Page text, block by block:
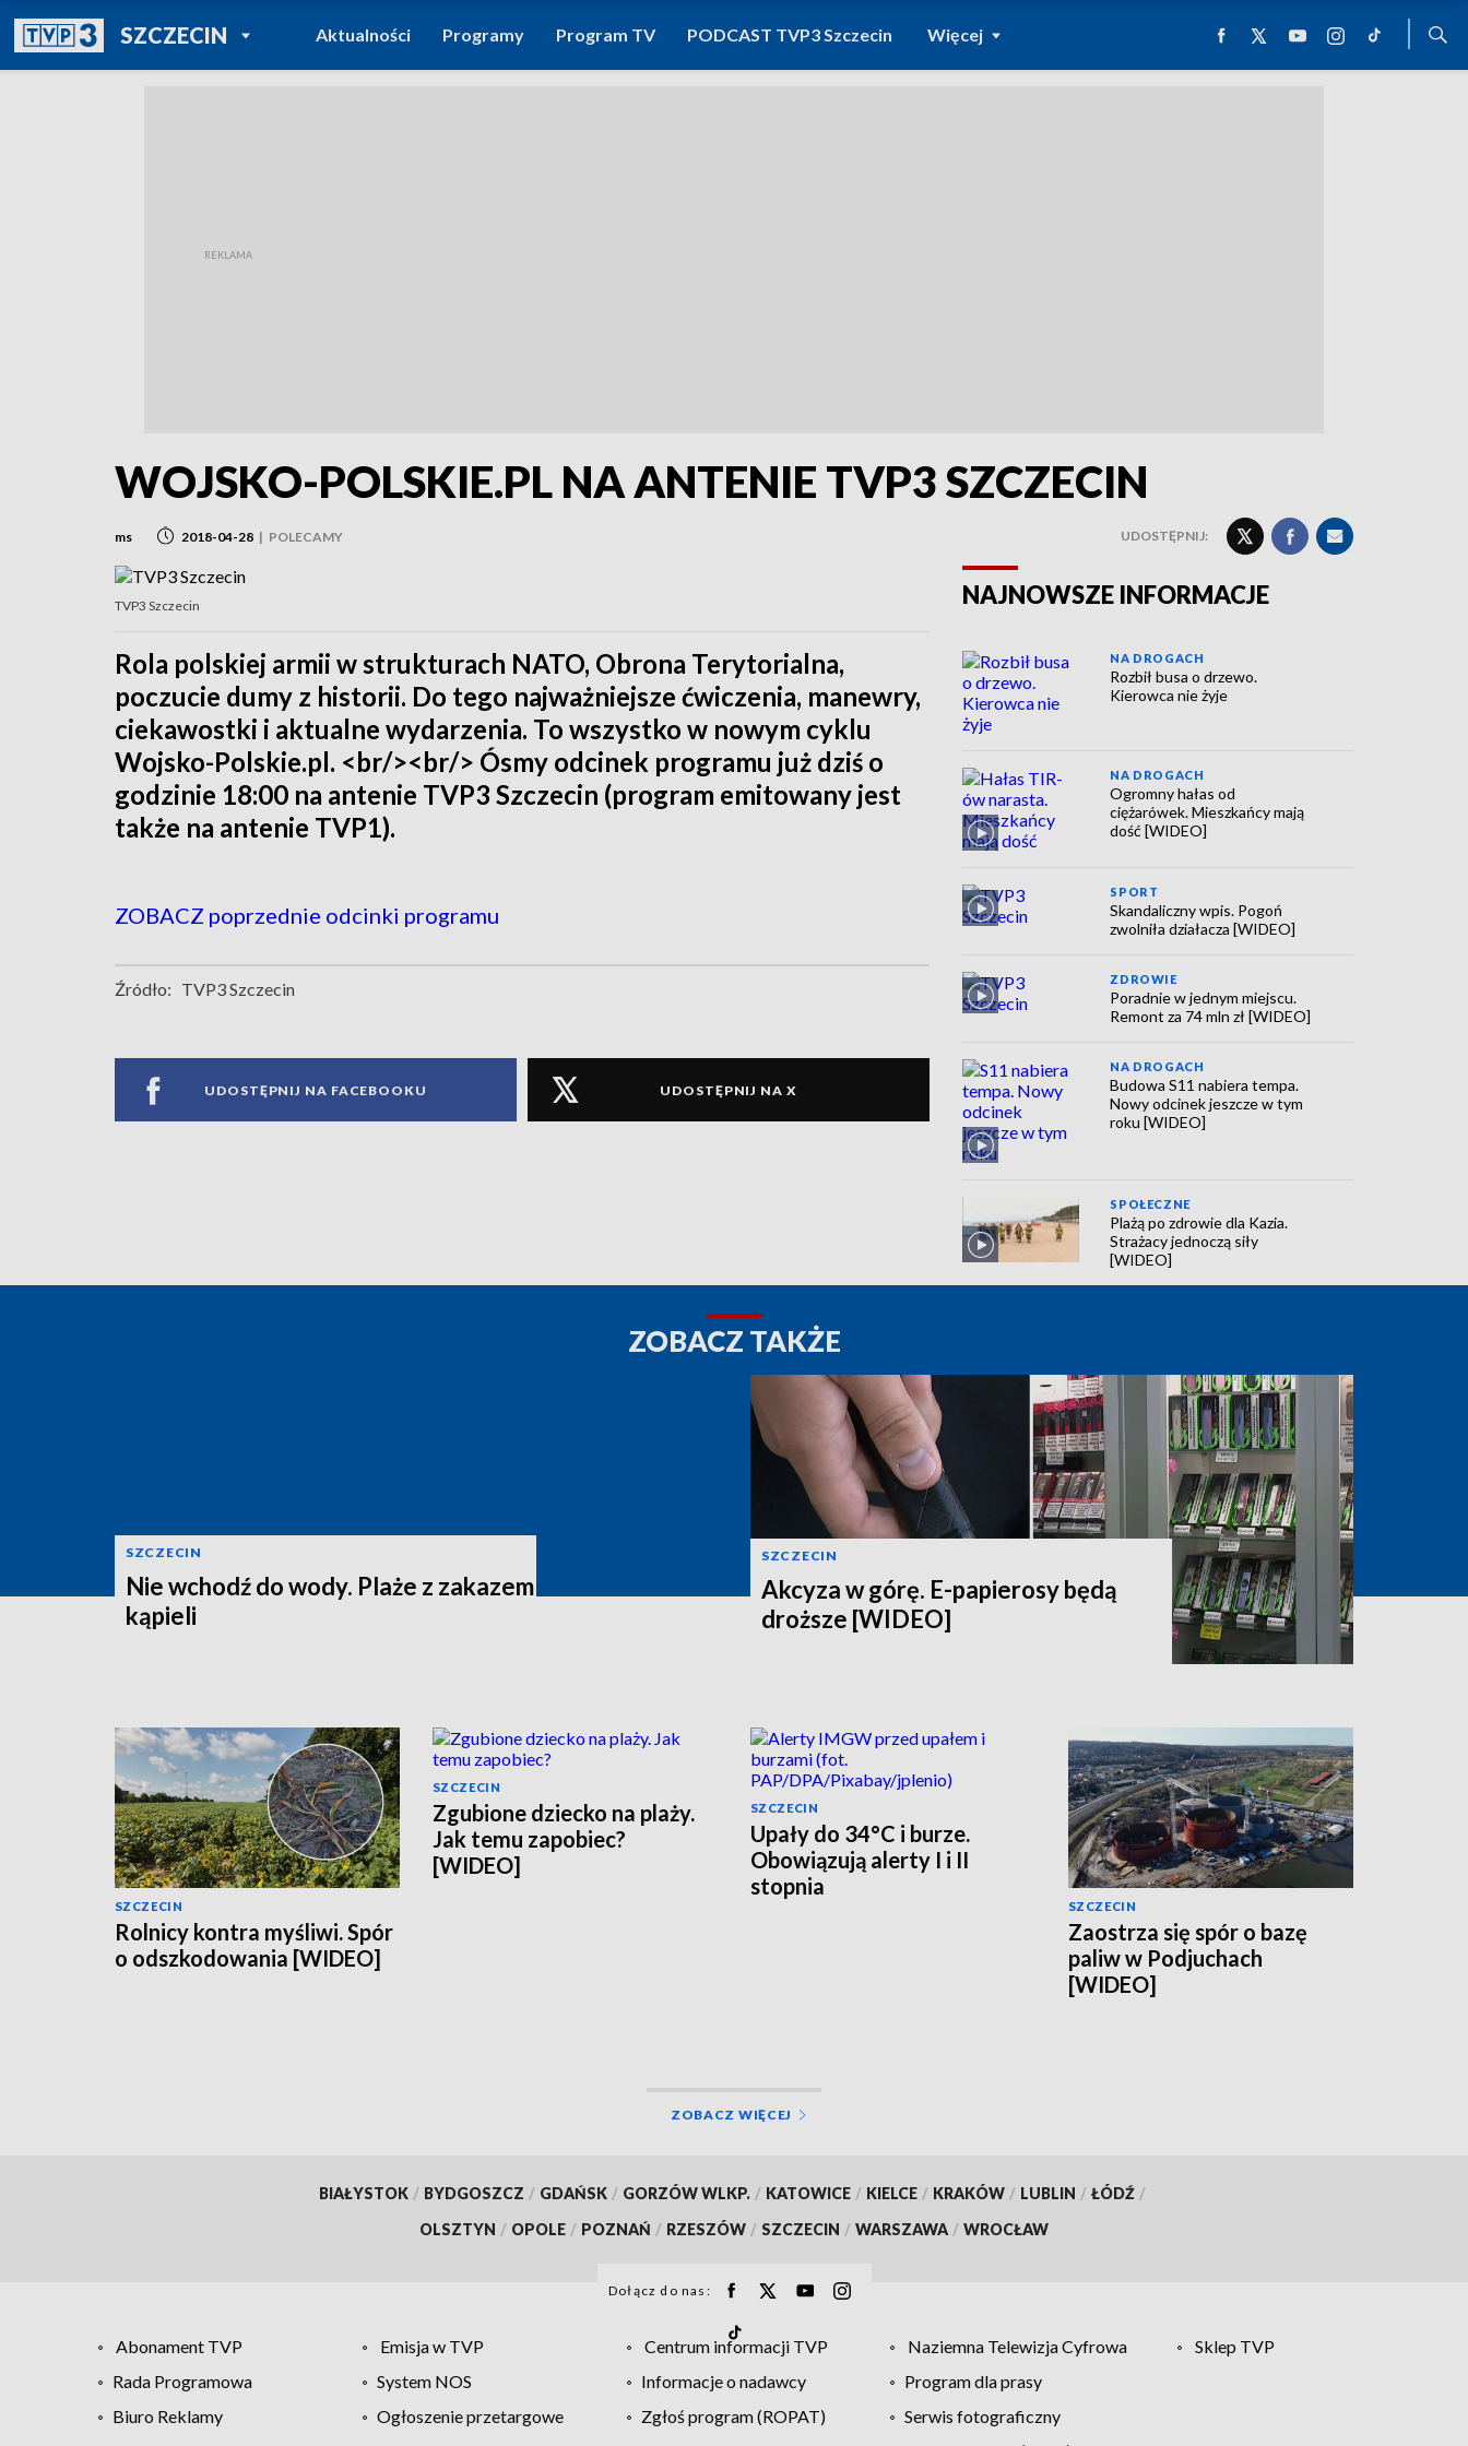
SZCZECINPOWRÓT DO
TVP REGIONY
Aktualności Programy Program TV PODCAST TVP3 Szczecin Więcej
WOJSKO-POLSKIE.PL NA ANTENIE TVP3 SZCZECIN
ms 2018-04-28 | POLECAMY UDOSTĘPNIJ:
TVP3 Szczecin
Rola polskiej armii w strukturach NATO, Obrona Terytorialna,
poczucie dumy z historii. Do tego najważniejsze ćwiczenia, manewry,
ciekawostki i aktualne wydarzenia. To wszystko w nowym cyklu
Wojsko-Polskie.pl. <br/><br/> Ósmy odcinek programu już dziś o
godzinie 18:00 na antenie TVP3 Szczecin (program emitowany jest
także na antenie TVP1).
ZOBACZ poprzednie odcinki programu
Źródło: TVP3 Szczecin
UDOSTĘPNIJ NA FACEBOOKU UDOSTĘPNIJ NA X
NAJNOWSZE INFORMACJE
NA DROGACH
Rozbił busa o drzewo.
Kierowca nie żyje
NA DROGACH
Ogromny hałas od
ciężarówek. Mieszkańcy mają
dość [WIDEO]
SPORT
Skandaliczny wpis. Pogoń
zwolniła działacza [WIDEO]
ZDROWIE
Poradnie w jednym miejscu.
Remont za 74 mln zł [WIDEO]
NA DROGACH
Budowa S11 nabiera tempa.
Nowy odcinek jeszcze w tym
roku [WIDEO]
SPOŁECZNE
Plażą po zdrowie dla Kazia.
Strażacy jednoczą siły
[WIDEO]
ZOBACZ TAKŻE
SZCZECIN
Nie wchodź do wody. Plaże z zakazem
kąpieli
SZCZECIN
Akcyza w górę. E-papierosy będą
droższe [WIDEO]
SZCZECIN
Rolnicy kontra myśliwi. Spór
o odszkodowania [WIDEO]
SZCZECIN
Zgubione dziecko na plaży.
Jak temu zapobiec?
[WIDEO]
SZCZECIN
Upały do 34°C i burze.
Obowiązują alerty I i II
stopnia
SZCZECIN
Zaostrza się spór o bazę
paliw w Podjuchach
[WIDEO]
ZOBACZ WIĘCEJ
BIAŁYSTOK / BYDGOSZCZ / GDAŃSK / GORZÓW WLKP. / KATOWICE / KIELCE / KRAKÓW / LUBLIN / ŁÓDŹ /
OLSZTYN / OPOLE / POZNAŃ / RZESZÓW / SZCZECIN / WARSZAWA / WROCŁAW
Dołącz do nas:
Abonament TVP Emisja w TVP Centrum informacji TVP Naziemna Telewizja Cyfrowa
Sklep TVP
Rada Programowa
System NOS Informacje o nadawcy
Program dla prasy
Biuro Reklamy
Ogłoszenie przetargowe Zgłoś program (ROPAT)
Serwis fotograficzny